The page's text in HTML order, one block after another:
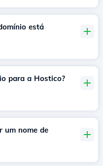
está
para a Hostico?
um nome de